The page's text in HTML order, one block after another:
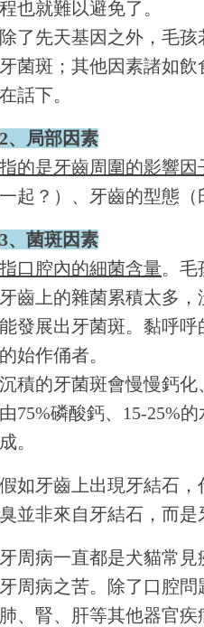
程也就難以避免了。
除了先天基因之外，毛
牙菌斑；其他因素諸如
在話下。
2、局部因素
指的是牙齒周圍的影響因
一起？）、牙齒的型態（
3、菌斑因素
指口腔內的細菌含量。毛
牙齒上的雜菌累積太多
能發展出牙菌斑。黏呼
的始作俑者。
沉積的牙菌斑會慢慢鈣
由75%磷酸鈣、15-25%
成。
假如牙齒上出現牙結石，
臭並非來自牙結石，而是
牙周病一直都是犬貓常
牙周病之苦。除了口腔問
肺、腎、肝等其他器官疾